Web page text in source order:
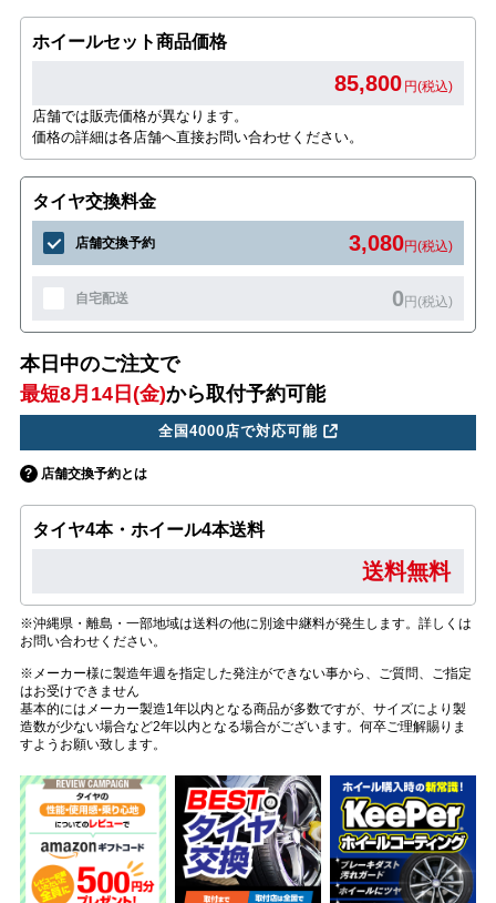
ホイールセット商品価格
85,800 円(税込)
店舗では販売価格が異なります。
価格の詳細は各店舗へ直接お問い合わせください。
タイヤ交換料金
店舗交換予約 3,080円(税込)
自宅配送 0円(税込)
本日中のご注文で
最短8月14日(金)から取付予約可能
全国4000店で対応可能
店舗交換予約とは
タイヤ4本・ホイール4本送料
送料無料
※沖縄県・離島・一部地域は送料の他に別途中継料が発生します。詳しくは
お問い合わせください。
※メーカー様に製造年週を指定した発注ができない事から、ご質問、ご指定
はお受けできません
基本的にはメーカー製造1年以内となる商品が多数ですが、サイズにより製
造数が少ない場合など2年以内となる場合がございます。何卒ご理解賜りま
すようお願い致します。